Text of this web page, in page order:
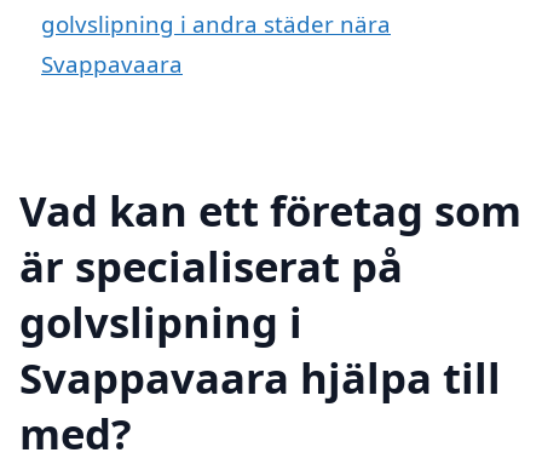
golvslipning i andra städer nära
Svappavaara
Vad kan ett företag som
är specialiserat på
golvslipning i
Svappavaara hjälpa till
med?